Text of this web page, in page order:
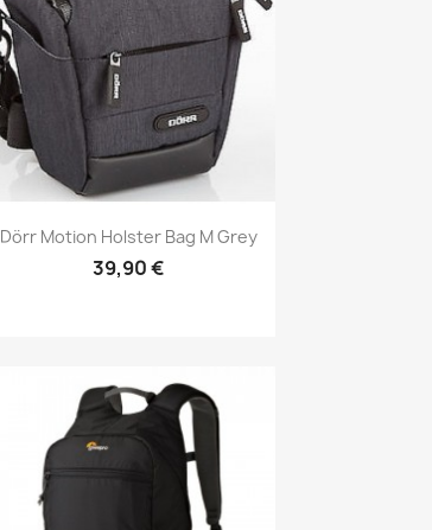
Aperçu rapide
Dörr Motion Holster Bag M Grey
39,90 €